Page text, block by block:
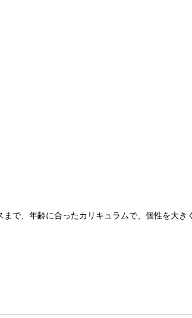
で、年齢に合ったカリキュラムで、個性を大き